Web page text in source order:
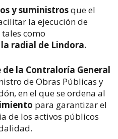
y suministrosque el
la ejecución de
tales como
radial de Lindora.
la Contraloría General
de Obras Públicas y
en el que se ordena al
para garantizar el
de los activos públicos